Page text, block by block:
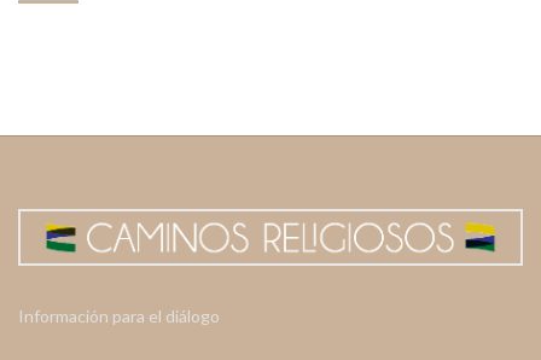
Información para el diálogo